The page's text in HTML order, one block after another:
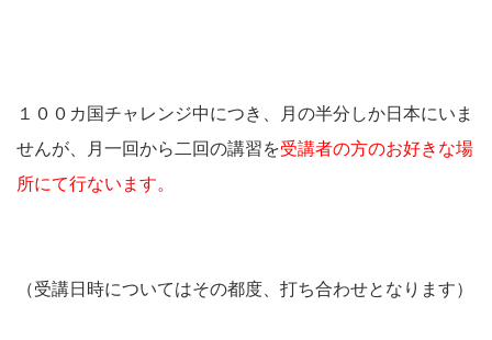
１００カ国チャレンジ中につき、月の半分しか日本にいま
せんが、月一回から二回の講習を受講者の方のお好きな場
所にて行ないます。
（受講日時についてはその都度、打ち合わせとなります）